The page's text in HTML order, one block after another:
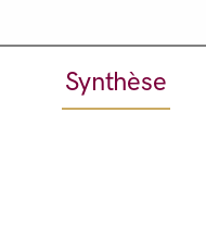
Synthèse